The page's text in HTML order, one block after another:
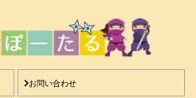
お問い合わせ